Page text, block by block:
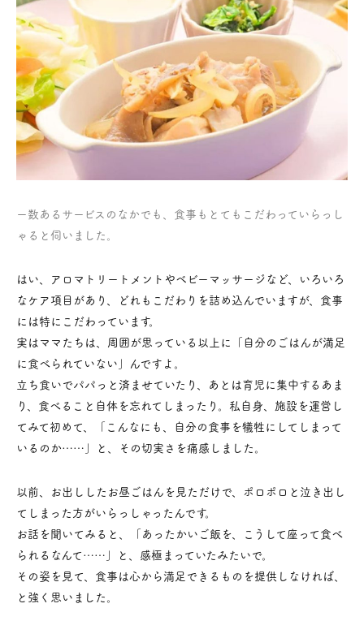
ー数あるサービスのなかでも、食事もとてもこだわっていらっし
ゃると伺いました。
はい、アロマトリートメントやベビーマッサージなど、いろいろ
なケア項目があり、どれもこだわりを詰め込んでいますが、食事
には特にこだわっています。
実はママたちは、周囲が思っている以上に「自分のごはんが満足
に食べられていない」んですよ。
立ち食いでパパっと済ませていたり、あとは育児に集中するあま
り、食べること自体を忘れてしまったり。私自身、施設を運営し
てみて初めて、「こんなにも、自分の食事を犠牲にしてしまって
いるのか……」と、その切実さを痛感しました。
以前、お出ししたお昼ごはんを見ただけで、ポロポロと泣き出し
てしまった方がいらっしゃったんです。
お話を聞いてみると、「あったかいご飯を、こうして座って食べ
られるなんて……」と、感極まっていたみたいで。
その姿を見て、食事は心から満足できるものを提供しなければ、
と強く思いました。